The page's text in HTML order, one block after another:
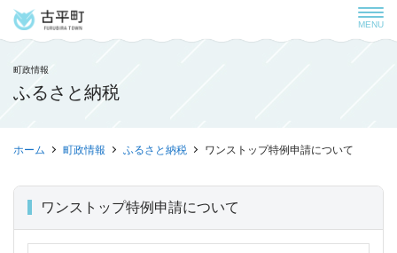
MENU
町政情報
ふるさと納税
ホーム 町政情報 ふるさと納税 ワンストップ特例申請について
ワンストップ特例申請について